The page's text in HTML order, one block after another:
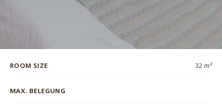
ROOM SIZE 32 m²
MAX. BELEGUNG